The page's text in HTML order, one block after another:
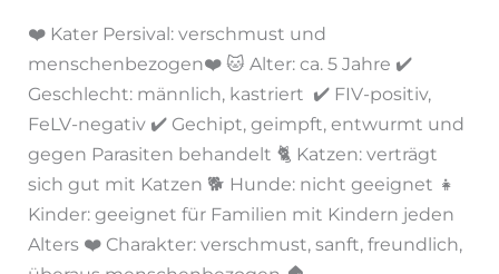
❤️ Kater Persival: verschmust und
menschenbezogen❤️ 🐱 Alter: ca. 5 Jahre ✔️
Geschlecht: männlich, kastriert ✔️ FIV-positiv,
FeLV-negativ ✔️ Gechipt, geimpft, entwurmt und
gegen Parasiten behandelt 🐈 Katzen: verträgt
sich gut mit Katzen 🐕 Hunde: nicht geeignet 👧
Kinder: geeignet für Familien mit Kindern jeden
Alters ❤️ Charakter: verschmust, sanft, freundlich,